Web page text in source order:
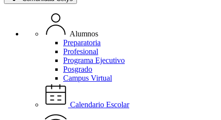
Alumnos
Preparatoria
Profesional
Programa Ejecutivo
Posgrado
Campus Virtual
Calendario Escolar